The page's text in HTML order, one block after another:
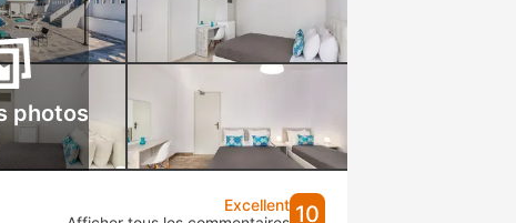
photos
Excellent 10